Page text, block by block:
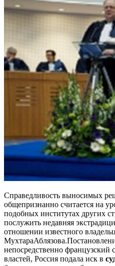
Справедливость выносимых
общепризнанно считается на
подобных институтах других
послужить недавняя
отношении известного
непосредственно французский
властей, Россия подала иск в